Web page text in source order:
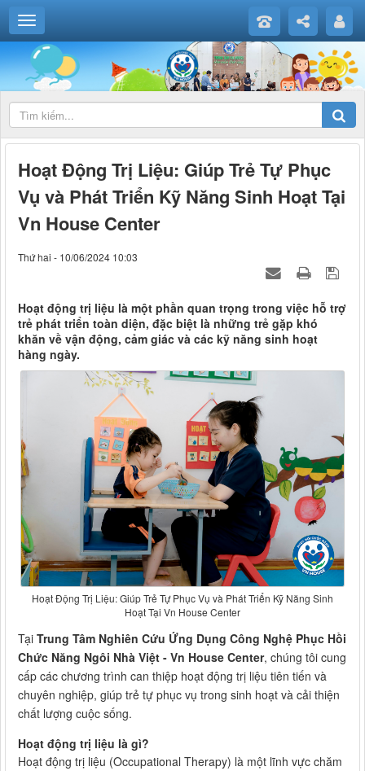
Hoạt Động Trị Liệu: Giúp Trẻ Tự Phục
Vụ và Phát Triển Kỹ Năng Sinh Hoạt Tại
Vn House Center
Thứ hai - 10/06/2024 10:03
Hoạt động trị liệu là một phần quan trọng trong việc hỗ trợ
trẻ phát triển toàn diện, đặc biệt là những trẻ gặp khó
khăn về vận động, cảm giác và các kỹ năng sinh hoạt
hàng ngày.
Hoạt Động Trị Liệu: Giúp Trẻ Tự Phục Vụ và Phát Triển Kỹ Năng Sinh
Hoạt Tại Vn House Center
Tại Trung Tâm Nghiên Cứu Ứng Dụng Công Nghệ Phục Hồi
Chức Năng Ngôi Nhà Việt - Vn House Center, chúng tôi cung
cấp các chương trình can thiệp hoạt động trị liệu tiên tiến và
chuyên nghiệp, giúp trẻ tự phục vụ trong sinh hoạt và cải thiện
chất lượng cuộc sống.
Hoạt động trị liệu là gì?
Hoạt động trị liệu (Occupational Therapy) là một lĩnh vực chăm